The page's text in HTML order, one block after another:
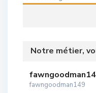
Notre métier,
fawngoodman149